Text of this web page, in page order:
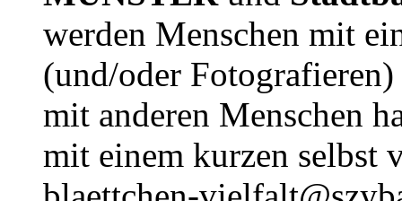
werden Menschen mit
(und/oder
mit anderen Menschen
mit einem kurzen selbst